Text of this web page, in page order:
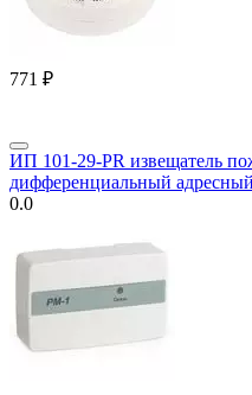
‍771‍ ₽
ИП 101-29-PR извещатель
дифференциальный
0.0